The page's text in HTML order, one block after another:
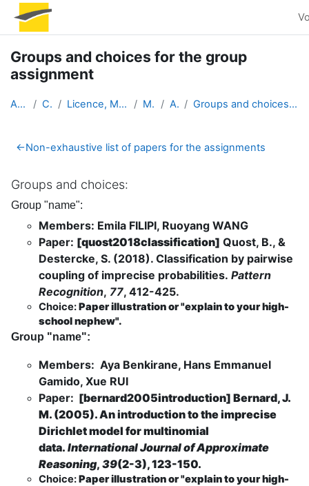
Passer au contenu principal
Groups and choices for the group
assignment
Accueil Cours Licence, Master et Doctorat Master AOS4 Groups and choices for the group assignment
Résumé de section
←Non-exhaustive list of papers for the assignments
Groups and choices:
Group "name":
Members: Emila FILIPI, Ruoyang WANG
Paper: [quost2018classification] Quost, B., &
Destercke, S. (2018). Classification by pairwise
coupling of imprecise probabilities. Pattern
Recognition, 77, 412-425.
Choice:Paper illustration or "explain to your high-
school nephew".
Group "name":
Members: Aya Benkirane, Hans Emmanuel
Gamido, Xue RUI
Paper: [bernard2005introduction] Bernard, J.
M. (2005). An introduction to the imprecise
Dirichlet model for multinomial
data. International Journal of Approximate
Reasoning, 39(2-3), 123-150.
Choice:Paper illustration or "explain to your high-